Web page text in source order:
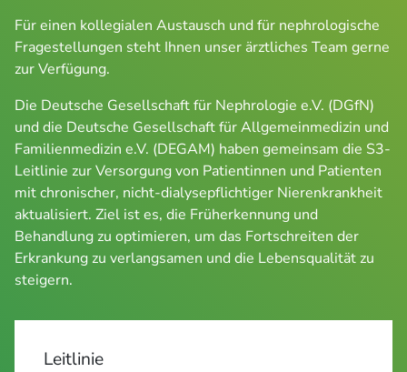
Für einen kollegialen Austausch und für nephrologische
Fragestellungen steht Ihnen unser ärztliches Team gerne
zur Verfügung.
Die Deutsche Gesellschaft für Nephrologie e.V. (DGfN)
und die Deutsche Gesellschaft für Allgemeinmedizin und
Familienmedizin e.V. (DEGAM) haben gemeinsam die S3-
Leitlinie zur Versorgung von Patientinnen und Patienten
mit chronischer, nicht-dialysepflichtiger Nierenkrankheit
aktualisiert. Ziel ist es, die Früherkennung und
Behandlung zu optimieren, um das Fortschreiten der
Erkrankung zu verlangsamen und die Lebensqualität zu
steigern.
Leitlinie